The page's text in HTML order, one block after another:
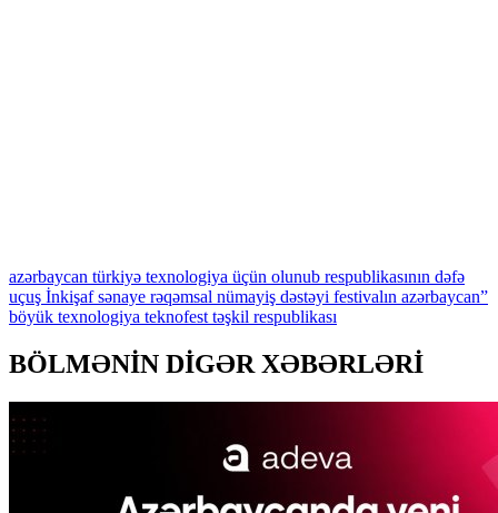
azərbaycan türkiyə texnologiya üçün olunub respublikasının dəfə
uçuş İnkişafsənaye rəqəmsal nümayiş dəstəyi festivalın azərbaycan”
böyük texnologiya teknofest təşkil respublikası
BÖLMƏNİN DİGƏR XƏBƏRLƏRİ